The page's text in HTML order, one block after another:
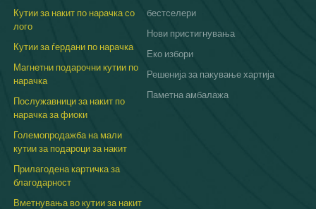
Кутии за накит по нарачка со
лого
Кутии за ѓердани по нарачка
Магнетни подарочни кутии по
нарачка
Послужавници за накит по
нарачка за фиоки
Големопродажба на мали
кутии за подароци за накит
Прилагодена картичка за
благодарност
Вметнувања во кутии за накит
бестселери
Нови пристигнувања
Еко избори
Решенија за пакување хартија
Паметна амбалажа